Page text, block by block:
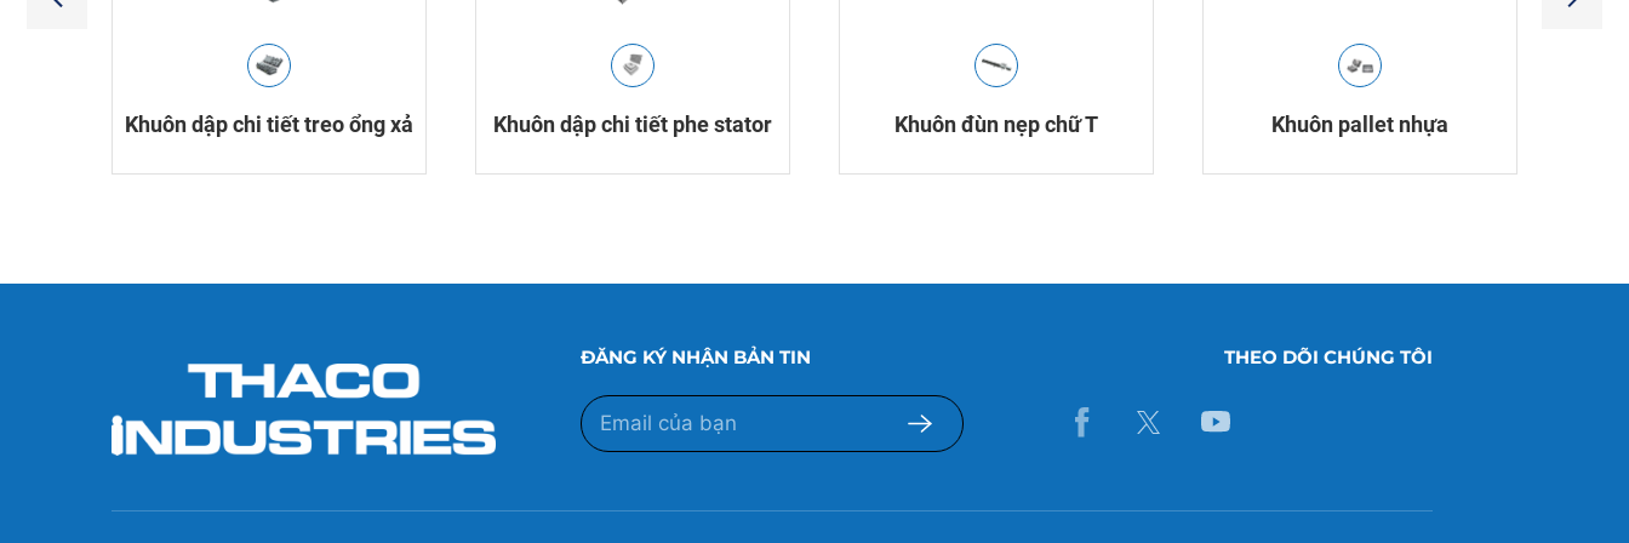
Khuôn dập chi tiết treo ổng xả Khuôn dập chi tiết phe stator Khuôn đùn nẹp chữ T Khuôn pallet nhựa
ĐĂNG KÝ NHẬN BẢN TIN THEO DÕI CHÚNG TÔI